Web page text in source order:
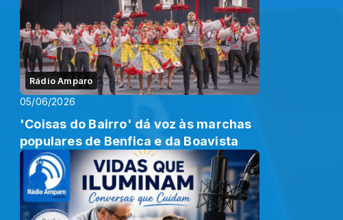
Rádio Amparo
05/06/2026
'Coisas do Bairro' dá voz às marchas
populares de Benfica e da Boavista